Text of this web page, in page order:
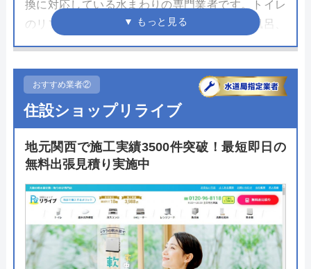
換に対応している水まわりの専門業者です。トイレ
のリフォーム・交換以外にも、キッチンやお風呂、
蛇口や排水管などあらゆる水まわりのトラブル対応
起きて修理か交換か迷っている方は、ハウスラボホ
ームのような水まわりの専門業者にまず相談するの
がおすすめです。状況に合わせて最適な提案をして
くれるでしょう。
フのもとで現場経験を積んだスタッフが駆けつける
ので安心です。24時間365日対応可能で、在庫があ
れば当日施工対応も可能なため、お急ぎの方にもお
すすめ。まずは気軽に相談してみてはいかがでしょ
おすすめ業者②
住設ショップリライブ
地元関西で施工実績3500件突破！最短即日の
無料出張見積り実施中